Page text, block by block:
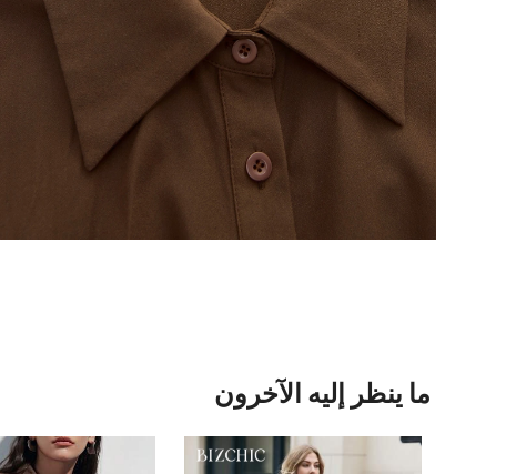
ما ينظر إليه الآخرون